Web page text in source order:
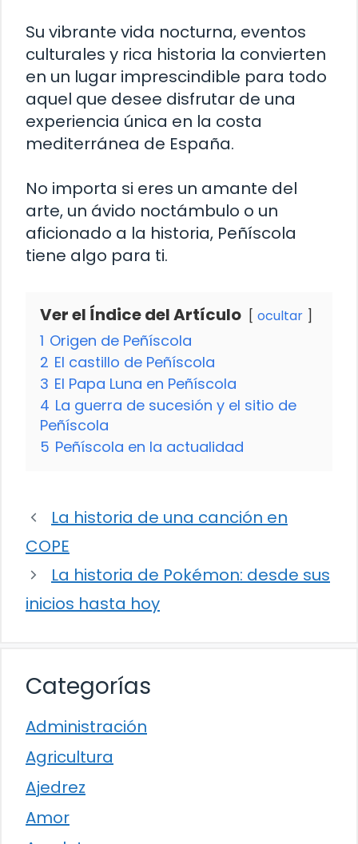
Su vibrante vida nocturna, eventos
culturales y rica historia la convierten
en un lugar imprescindible para todo
aquel que desee disfrutar de una
experiencia única en la costa
mediterránea de España.
No importa si eres un amante del
arte, un ávido noctámbulo o un
aficionado a la historia, Peñíscola
tiene algo para ti.
Ver el Índice del Artículo ocultar
1 Origen de Peñíscola
2 El castillo de Peñíscola
3 El Papa Luna en Peñíscola
4 La guerra de sucesión y el sitio de
Peñíscola
5 Peñíscola en la actualidad
La historia de una canción en
COPE
La historia de Pokémon: desde sus
inicios hasta hoy
Categorías
Administración
Agricultura
Ajedrez
Amor